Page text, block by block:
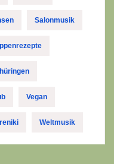
Salonmusik
Vegan
Weltmusik